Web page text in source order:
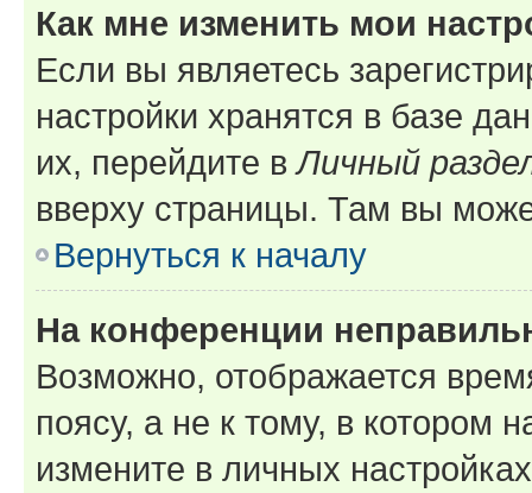
Как мне изменить мои
Если вы являетесь
настройки хранятся в базе
их, перейдите вЛичный
вверху страницы. Там вы
Вернуться к началу
На конференции
Возможно, отображается
поясу, а не к тому, в котором
измените в личных